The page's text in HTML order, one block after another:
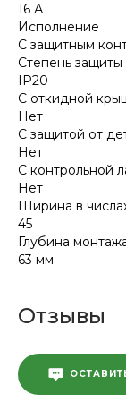
16 А
Исполнение
С защитным
Степень защиты
IP20
С откидной
Нет
С защитой от
Нет
С контрольной
Нет
Ширина в
45
Глубина
63 мм
Отзывы